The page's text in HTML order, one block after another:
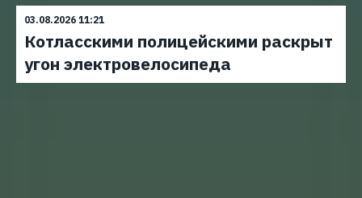
03.08.2026 11:21
Котласскими полицейскими раскрыт
угон электровелосипеда